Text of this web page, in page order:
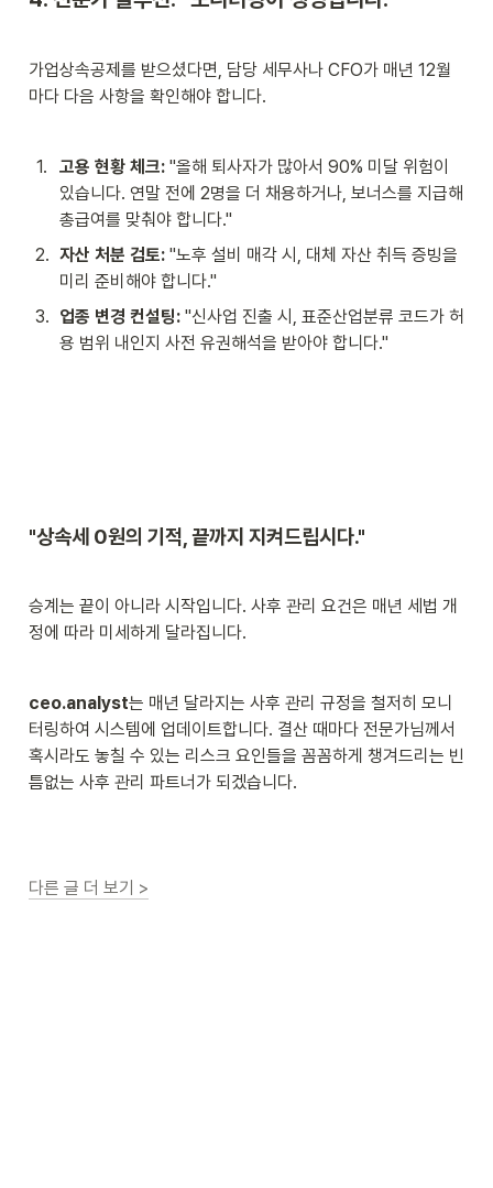
가업상속공제를 받으셨다면, 담당 세무사나 CFO가 매년 12월
마다 다음 사항을 확인해야 합니다.
1. 고용 현황 체크: "올해 퇴사자가 많아서 90% 미달 위험이
있습니다. 연말 전에 2명을 더 채용하거나, 보너스를 지급해
총급여를 맞춰야 합니다."
2. 자산 처분 검토: "노후 설비 매각 시, 대체 자산 취득 증빙을
미리 준비해야 합니다."
3. 업종 변경 컨설팅: "신사업 진출 시, 표준산업분류 코드가 허
용 범위 내인지 사전 유권해석을 받아야 합니다."
"상속세 0원의 기적, 끝까지 지켜드립시다."
승계는 끝이 아니라 시작입니다. 사후 관리 요건은 매년 세법 개
정에 따라 미세하게 달라집니다.
ceo.analyst는 매년 달라지는 사후 관리 규정을 철저히 모니
터링하여 시스템에 업데이트합니다. 결산 때마다 전문가님께서
혹시라도 놓칠 수 있는 리스크 요인들을 꼼꼼하게 챙겨드리는 빈
틈없는 사후 관리 파트너가 되겠습니다.
다른 글 더 보기 >